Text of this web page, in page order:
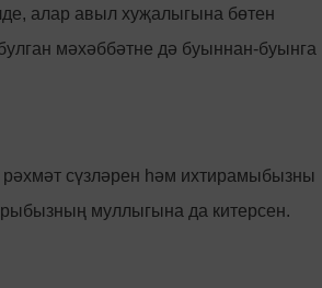
алар авыл хуҗалыгына бөтен
мәхәббәтне дә буыннан-буынга
рәхмәт сүзләрен һәм ихтирамыбызны
муллыгына да китерсен.